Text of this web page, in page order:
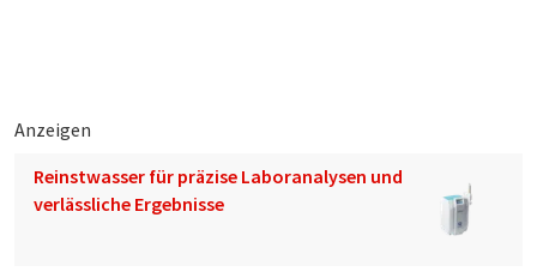
Anzeigen
Reinstwasser für präzise Laboranalysen und
verlässliche Ergebnisse